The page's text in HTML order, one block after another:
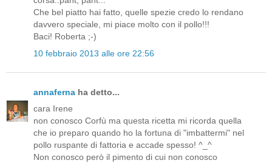
Che bel piatto hai fatto, quelle spezie credo lo rendano
davvero speciale, mi piace molto con il pollo!!!
Baci! Roberta ;-)
10 febbraio 2013 alle ore 22:56
annaferna ha detto...
cara Irene
non conosco Corfù ma questa ricetta mi ricorda quella
che io preparo quando ho la fortuna di "imbattermi" nel
pollo ruspante di fattoria e accade spesso! ^_^
Non conosco però il pimento di cui non conosco